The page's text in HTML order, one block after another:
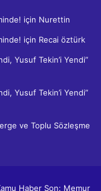
için Nurettin
için Recai öztürk
Yusuf Tekin’i Yendi”
Yusuf Tekin’i Yendi”
ve Toplu Sözleşme
Haber Son: Memur